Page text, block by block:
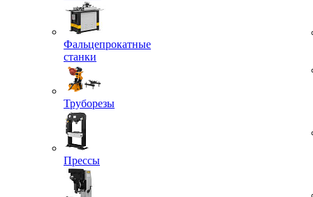
Фальцепрокатные
станки
Труборезы
Прессы